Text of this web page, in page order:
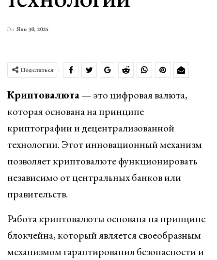
On Янв 30, 2024
Поделиться
Криптовалюта— это цифровая валюта,
которая основана на принципе
криптографии и децентрализованной
технологии. Этот инновационный механизм
позволяет криптовалюте функционировать
независимо от центральных банков или
правительств.
Работа криптовалюты основана на принципе
блокчейна, который является своеобразным
механизмом гарантирования безопасности и